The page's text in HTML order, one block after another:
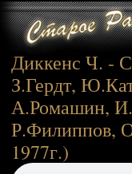
Диккенс Ч. -
З.Гердт,
А.Ромашин,
Р.Филиппов,
1977г.)